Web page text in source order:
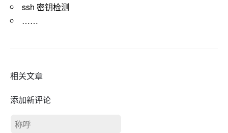
ssh 密钥检测
……
相关文章
添加新评论